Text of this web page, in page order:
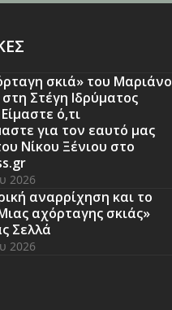
σκιά» του Μαριάνο
Στέγη Ιδρύματος
ό,τι
για τον εαυτό μας
Νίκου Ξένιου στο
2026
αναρρίχηση και το
αχόρταγης σκιάς»
Σελλά
2026